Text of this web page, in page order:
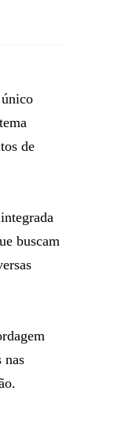
de
buscam
nas